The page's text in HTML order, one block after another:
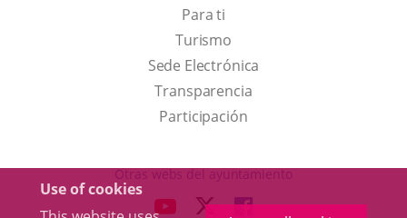
Use of cookies
Para ti
TurismoThis
link
will
open
a
Sede Electrónica
Transparencia
Participación
Otras webs del ayuntamiento
LINK LINKLINK